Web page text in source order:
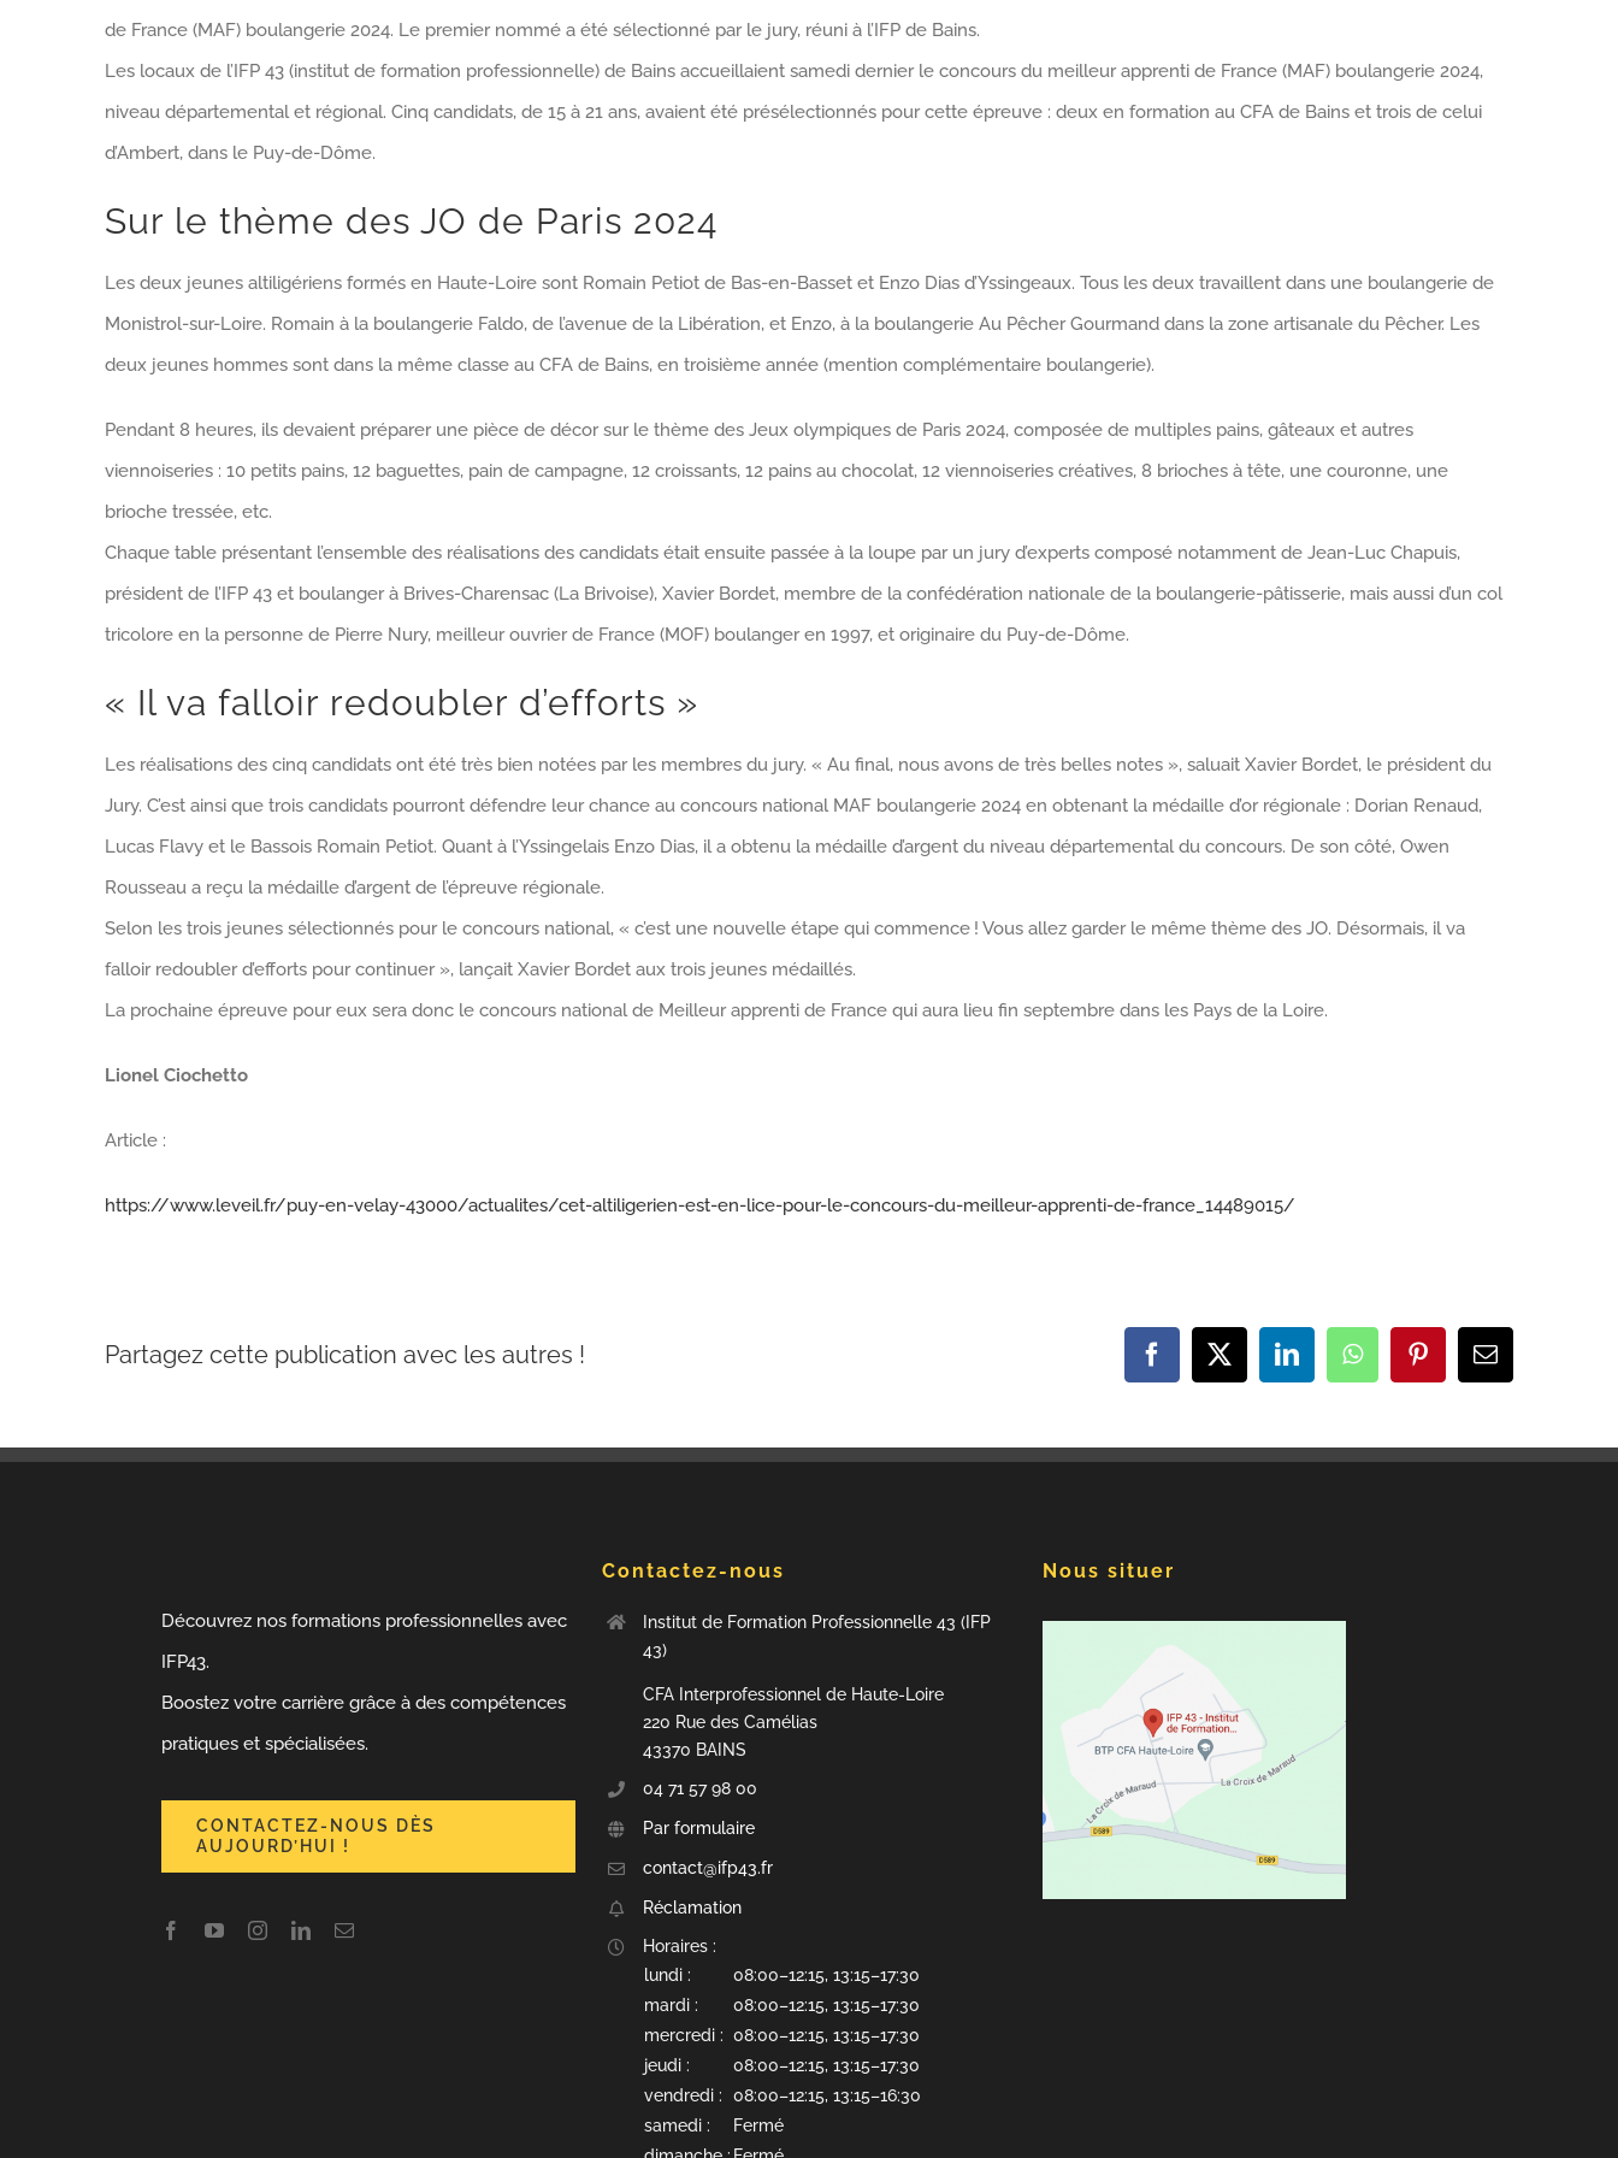
de France (MAF) boulangerie 2024. Le premier nommé a été sélectionné par le jury, réuni à l’IFP de Bains.
Les locaux de l’IFP 43 (institut de formation professionnelle) de Bains accueillaient samedi dernier le concours du meilleur apprenti de France (MAF) boulangerie 2024,
niveau départemental et régional. Cinq candidats, de 15 à 21 ans, avaient été présélectionnés pour cette épreuve : deux en formation au CFA de Bains et trois de celui
d’Ambert, dans le Puy-de-Dôme.
Sur le thème des JO de Paris 2024
Les deux jeunes altiligériens formés en Haute-Loire sont Romain Petiot de Bas-en-Basset et Enzo Dias d’Yssingeaux. Tous les deux travaillent dans une boulangerie de
Monistrol-sur-Loire. Romain à la boulangerie Faldo, de l’avenue de la Libération, et Enzo, à la boulangerie Au Pêcher Gourmand dans la zone artisanale du Pêcher. Les
deux jeunes hommes sont dans la même classe au CFA de Bains, en troisième année (mention complémentaire boulangerie).
Pendant 8 heures, ils devaient préparer une pièce de décor sur le thème des Jeux olympiques de Paris 2024, composée de multiples pains, gâteaux et autres
viennoiseries : 10 petits pains, 12 baguettes, pain de campagne, 12 croissants, 12 pains au chocolat, 12 viennoiseries créatives, 8 brioches à tête, une couronne, une
brioche tressée, etc.
Chaque table présentant l’ensemble des réalisations des candidats était ensuite passée à la loupe par un jury d’experts composé notamment de Jean-Luc Chapuis,
président de l’IFP 43 et boulanger à Brives-Charensac (La Brivoise), Xavier Bordet, membre de la confédération nationale de la boulangerie-pâtisserie, mais aussi d’un col
tricolore en la personne de Pierre Nury, meilleur ouvrier de France (MOF) boulanger en 1997, et originaire du Puy-de-Dôme.
« Il va falloir redoubler d’efforts »
Les réalisations des cinq candidats ont été très bien notées par les membres du jury. « Au final, nous avons de très belles notes », saluait Xavier Bordet, le président du
Jury. C’est ainsi que trois candidats pourront défendre leur chance au concours national MAF boulangerie 2024 en obtenant la médaille d’or régionale : Dorian Renaud,
Lucas Flavy et le Bassois Romain Petiot. Quant à l’Yssingelais Enzo Dias, il a obtenu la médaille d’argent du niveau départemental du concours. De son côté, Owen
Rousseau a reçu la médaille d’argent de l’épreuve régionale.
Selon les trois jeunes sélectionnés pour le concours national, « c’est une nouvelle étape qui commence ! Vous allez garder le même thème des JO. Désormais, il va
falloir redoubler d’efforts pour continuer », lançait Xavier Bordet aux trois jeunes médaillés.
La prochaine épreuve pour eux sera donc le concours national de Meilleur apprenti de France qui aura lieu fin septembre dans les Pays de la Loire.
Lionel Ciochetto
Article :
https://www.leveil.fr/puy-en-velay-43000/actualites/cet-altiligerien-est-en-lice-pour-le-concours-du-meilleur-apprenti-de-france_14489015/
Partagez cette publication avec les autres ! Facebook
X LinkedInWhatsAppPinterestEmail
Découvrez nos formations professionnelles avec
IFP43.
Boostez votre carrière grâce à des compétences
pratiques et spécialisées.
CONTACTEZ-NOUS DÈS
AUJOURD’HUI !
Contactez-nous
Institut de Formation Professionnelle 43 (IFP
43)
CFA Interprofessionnel de Haute-Loire
220 Rue des Camélias
43370 BAINS
04 71 57 98 00
Par formulaire
contact@ifp43.fr
Réclamation
Horaires :
lundi :
08:00–12:15, 13:15–17:30
mardi :
08:00–12:15, 13:15–17:30
mercredi : 08:00–12:15, 13:15–17:30
jeudi :
08:00–12:15, 13:15–17:30
vendredi :
08:00–12:15, 13:15–16:30
samedi :
Fermé
Nous situer